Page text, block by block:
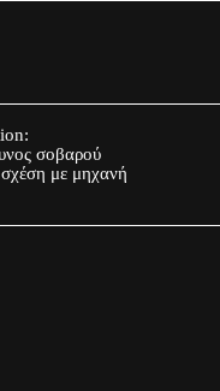
σοβαρού
σχέση με μηχανή